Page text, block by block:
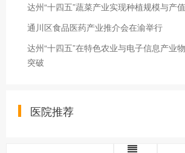
达州“十四五”蔬菜产业实现种植规模与产
通川区食品医药产业推介会在渝举行
达州“十四五”在特色农业与电子信息产业
突破
医院推荐